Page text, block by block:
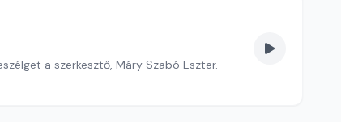
a szerkesztő, Máry Szabó Eszter.